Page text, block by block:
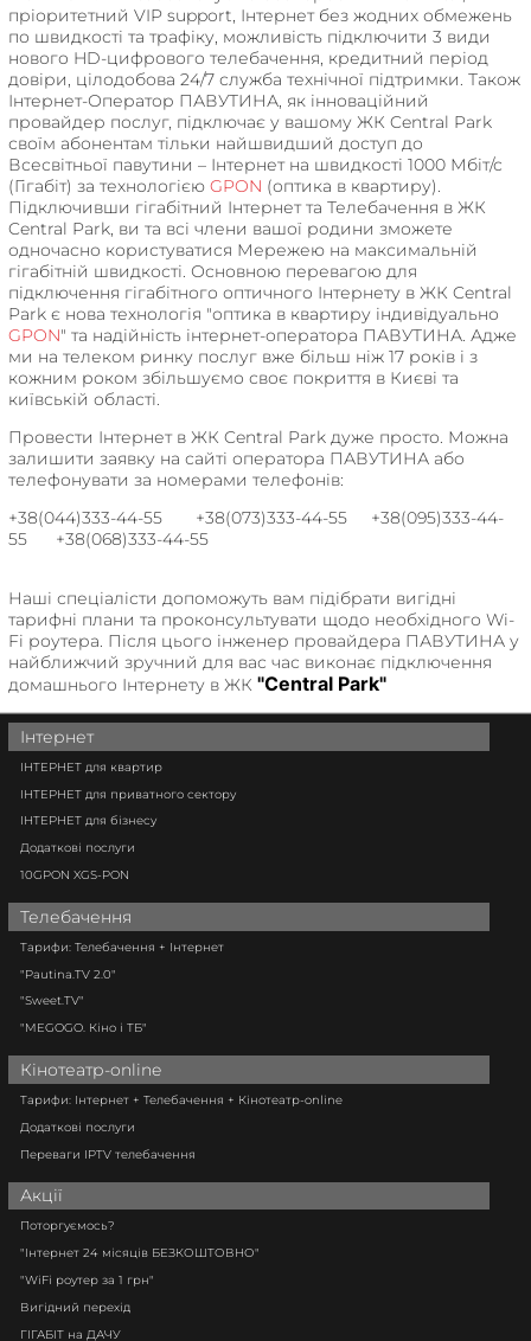
пріоритетний VIP support, Інтернет без жодних обмежень
по швидкості та трафіку, можливість підключити 3 види
нового HD-цифрового телебачення, кредитний період
довіри, цілодобова 24/7 служба технічної підтримки. Також
Інтернет-Оператор ПАВУТИНА, як інноваційний
провайдер послуг, підключає у вашому ЖК Central Park
своїм абонентам тільки найшвидший доступ до
Всесвітньої павутини – Інтернет на швидкості 1000 Мбіт/с
(Гігабіт) за технологією GPON (оптика в квартиру).
Підключивши гігабітний Інтернет та Телебачення в ЖК
Central Park, ви та всі члени вашої родини зможете
одночасно користуватися Мережею на максимальній
гігабітній швидкості. Основною перевагою для
підключення гігабітного оптичного Інтернету в ЖК Central
Park є нова технологія "оптика в квартиру індивідуально
GPON" та надійність інтернет-оператора ПАВУТИНА. Адже
ми на телеком ринку послуг вже більш ніж 17 років і з
кожним роком збільшуємо своє покриття в Києві та
київській області.
Провести Інтернет в ЖК Central Park дуже просто. Можна
залишити заявку на сайті оператора ПАВУТИНА або
телефонувати за номерами телефонів:
+38(044)333-44-55 +38(073)333-44-55 +38(095)333-44-
55 +38(068)333-44-55
Наші спеціалісти допоможуть вам підібрати вигідні
тарифні плани та проконсультувати щодо необхідного Wi-
Fi роутера. Після цього інженер провайдера ПАВУТИНА у
найближчий зручний для вас час виконає підключення
домашнього Інтернету в ЖК "Central Park"
Інтернет
ІНТЕРНЕТ для квартир
ІНТЕРНЕТ для приватного сектору
ІНТЕРНЕТ для бізнесу
Додаткові послуги
10GPON XGS-PON
Телебачення
Тарифи: Телебачення + Інтернет
"Pautina.TV 2.0"
"Sweet.TV"
"MEGOGO. Кіно і ТБ"
Кінотеатр-online
Тарифи: Інтернет + Телебачення + Кінотеатр-online
Додаткові послуги
Переваги IPTV телебачення
Акції
Поторгуємось?
"Інтернет 24 місяців БЕЗКОШТОВНО"
"WiFi роутер за 1 грн"
Вигідний перехід
ГІГАБІТ на ДАЧУ